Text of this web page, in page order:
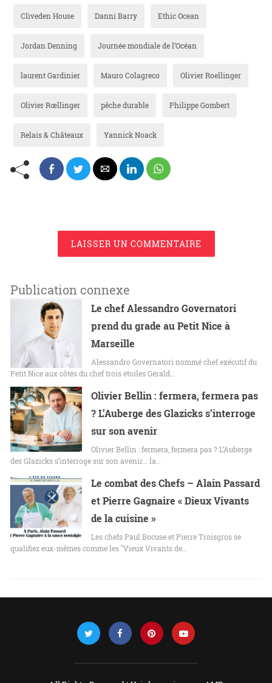
Cliveden House Danni Barry Ethic Ocean
Jordan Denning Journée mondiale de l’Océan
laurent Gardinier Mauro Colagreco Olivier Roellinger
Olivier Rœllinger pêche durable Philippe Gombert
Relais & Châteaux Yannick Noack
LAISSER UN COMMENTAIRE
Publication connexe
Le chef Alessandro Governatori
prend du grade au Petit Nice à
Marseille
Alessandro Governatori nommé chef exécutif du
Petit Nice aux côtés du chef trois étoiles Gérald…
Olivier Bellin : fermera, fermera pas
? L’Auberge des Glazicks s’interroge
sur son avenir
Olivier Bellin : fermera, fermera pas ? L’Auberge
des Glazicks s’interroge sur son avenir... la…
Le combat des Chefs – Alain Passard
et Pierre Gagnaire « Dieux Vivants
de la cuisine »
Les chefs Paul Bocuse et Pierre Troisgros se
qualifiez eux-mêmes comme les "Vieux Vivants de…